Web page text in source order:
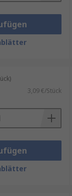
3,09 €/Stück